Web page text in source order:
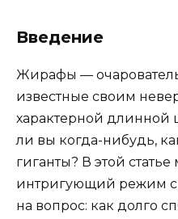
Введение
Жирафы —
известные своим
характерной длинной
ли вы когда-нибудь,
гиганты? В этой
интригующий режим
на вопрос: как долго